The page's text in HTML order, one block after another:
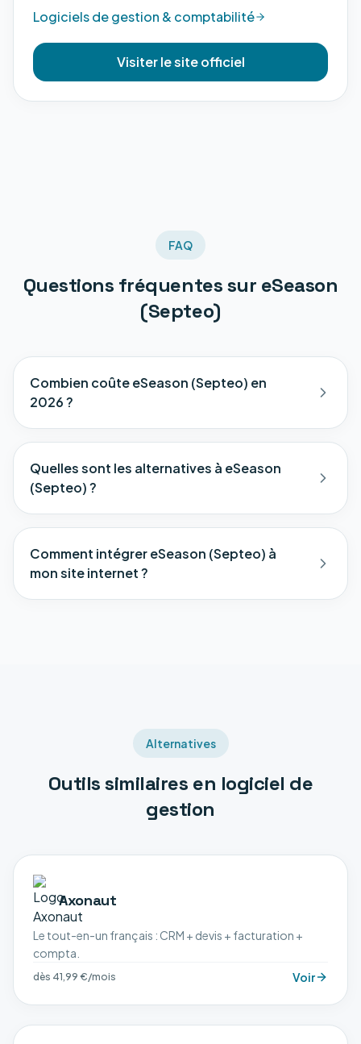
Logiciels de gestion & comptabilité
Visiter le site officiel
FAQ
Questions fréquentes sur eSeason
(Septeo)
Combien coûte eSeason (Septeo) en
2026 ?
Quelles sont les alternatives à eSeason
(Septeo) ?
Comment intégrer eSeason (Septeo) à
mon site internet ?
Alternatives
Outils similaires en logiciel de
gestion
Axonaut
Le tout-en-un français : CRM + devis + facturation +
compta.
dès 41,99 €/mois Voir